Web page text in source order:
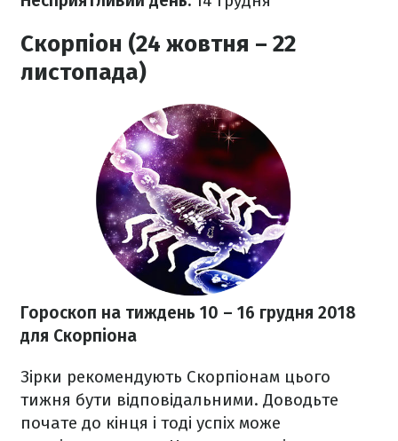
Скорпіон (24 жовтня – 22
листопада)
Гороскоп на тиждень 10 – 16 грудня 2018
для Скорпіона
Зірки рекомендують Скорпіонам цього
тижня бути відповідальними. Доводьте
почате до кінця і тоді успіх може